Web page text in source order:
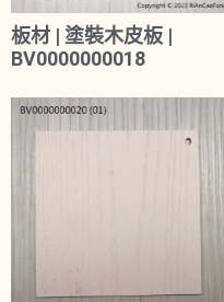
板材 | 塗裝木皮板 |
BV0000000018